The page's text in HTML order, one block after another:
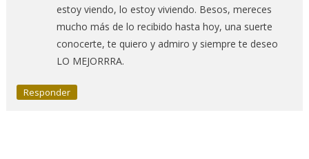
estoy viendo, lo estoy viviendo. Besos, mereces
mucho más de lo recibido hasta hoy, una suerte
conocerte, te quiero y admiro y siempre te deseo
LO MEJORRRA.
Responder